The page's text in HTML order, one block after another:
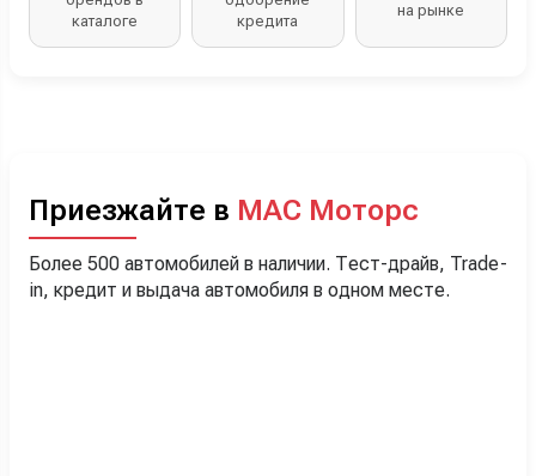
каталоге
кредита
на рынке
Приезжайте в МАС Моторс
Более 500 автомобилей в наличии. Тест-драйв, Trade-
in, кредит и выдача автомобиля в одном месте.